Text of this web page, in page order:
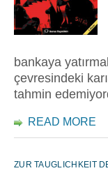
bankaya
çevresindeki
tahmin
READ MORE
ZUR TAUGLICHKEIT